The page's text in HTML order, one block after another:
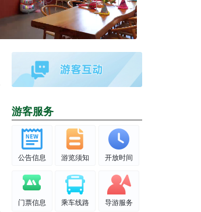
游客服务
公告信息 游览须知 开放时间
门票信息 乘车线路 导游服务